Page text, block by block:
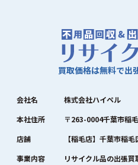
買取価格は無料で出
会社名
株式会社ハイペル
本社住所
〒263-0004千葉市稲
店舗
【稲毛店】千葉市稲
事業内容
リサイクル品の出張